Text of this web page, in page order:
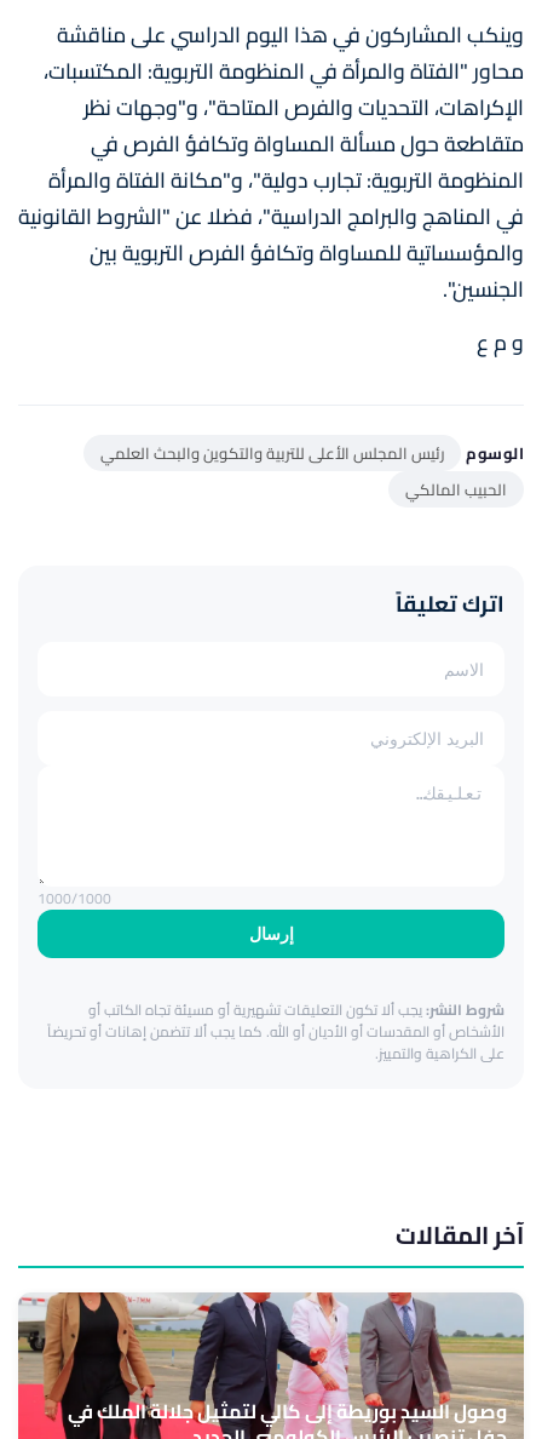
وينكب المشاركون في هذا اليوم الدراسي على مناقشة
محاور "الفتاة والمرأة في المنظومة التربوية: المكتسبات،
الإكراهات، التحديات والفرص المتاحة"، و"وجهات نظر
متقاطعة حول مسألة المساواة وتكافؤ الفرص في
المنظومة التربوية: تجارب دولية"، و"مكانة الفتاة والمرأة
في المناهج والبرامج الدراسية"، فضلا عن "الشروط القانونية
والمؤسساتية للمساواة وتكافؤ الفرص التربوية بين
الجنسين".
و م ع
الوسوم
رئيس المجلس الأعلى للتربية والتكوين والبحث العلمي
الحبيب المالكي
اترك تعليقاً
إرسال
1000/1000
شروط النشر:يجب ألا تكون التعليقات تشهيرية أو مسيئة تجاه الكاتب أو
الأشخاص أو المقدسات أو الأديان أو الله. كما يجب ألا تتضمن إهانات أو تحريضاً
على الكراهية والتمييز.
آخر المقالات
وصول السيد بوريطة إلى كالي لتمثيل جلالة الملك في